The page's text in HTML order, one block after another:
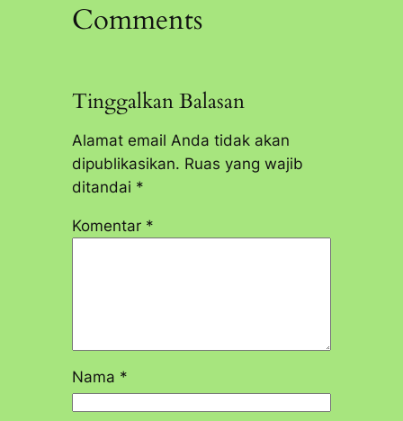
Comments
Tinggalkan Balasan
Alamat email Anda tidak akan
dipublikasikan. Ruas yang wajib
ditandai *
Komentar *
Nama *